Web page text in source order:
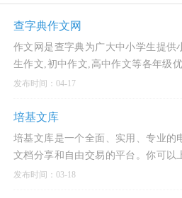
查字典作文网
作文网是查字典为广大中小学生提供
生作文,初中作文,高中作文等各年级
作文的网上交流平台，包括中考作文
发布时间：04-17
培基文库
培基文库是一个全面、实用、专业的
文档分享和自由交易的平台。你可以
学术论文,工作总结,教学课件,PPT模板
发布时间：03-18